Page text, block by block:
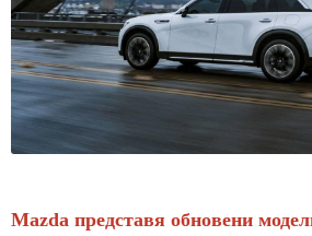
Mazda представя обновени